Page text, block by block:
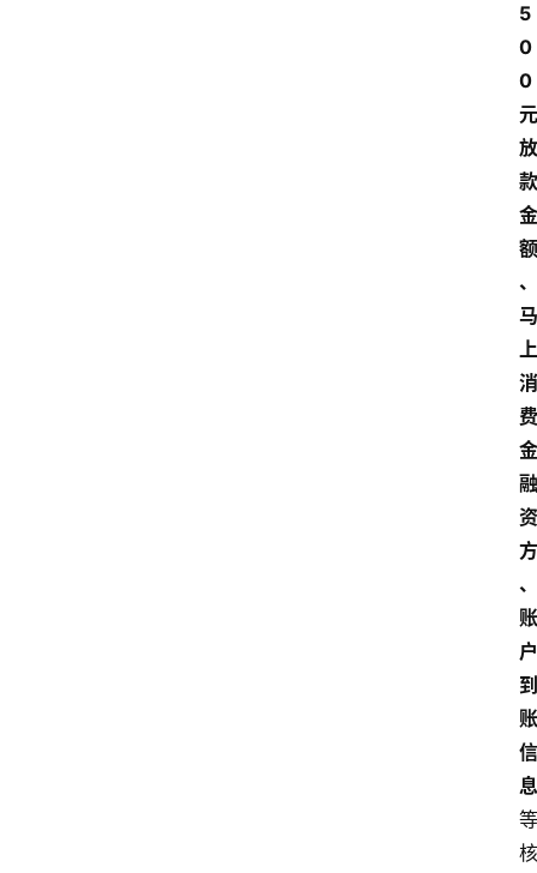
5
0
0
元
放
款
金
额
、
马
上
消
费
金
融
资
方
、
账
户
到
账
信
息
等
核